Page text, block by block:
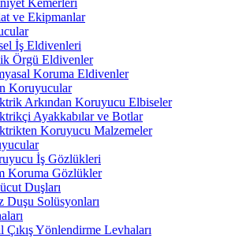
Kemerleri
ve Ekipmanlar
İş Eldivenleri
Örgü Eldivenler
Koruma Eldivenler
Koruyucular
Arkından Koruyucu Elbiseler
Ayakkabılar ve Botlar
Koruyucu Malzemeler
İş Gözlükleri
Koruma Gözlükler
Duşları
Duşu Solüsyonları
Çıkış Yönlendirme Levhaları